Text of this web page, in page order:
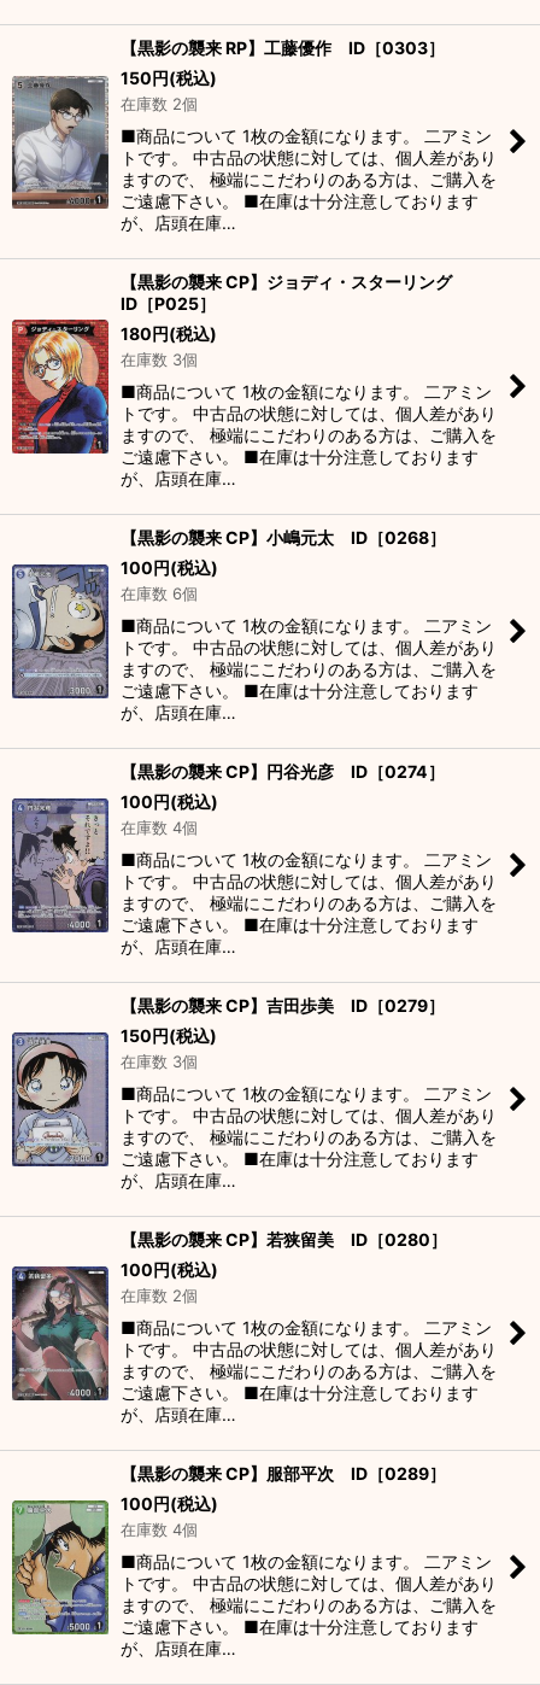
【黒影の襲来 RP】工藤優作 ID［0303］
150円(税込)
在庫数 2個
■商品について 1枚の金額になります。 二アミン
トです。 中古品の状態に対しては、個人差があり
ますので、 極端にこだわりのある方は、ご購入を
ご遠慮下さい。 ■在庫は十分注意しております
が、店頭在庫…
【黒影の襲来 CP】ジョディ・スターリング
ID［P025］
180円(税込)
在庫数 3個
■商品について 1枚の金額になります。 二アミン
トです。 中古品の状態に対しては、個人差があり
ますので、 極端にこだわりのある方は、ご購入を
ご遠慮下さい。 ■在庫は十分注意しております
が、店頭在庫…
【黒影の襲来 CP】小嶋元太 ID［0268］
100円(税込)
在庫数 6個
■商品について 1枚の金額になります。 二アミン
トです。 中古品の状態に対しては、個人差があり
ますので、 極端にこだわりのある方は、ご購入を
ご遠慮下さい。 ■在庫は十分注意しております
が、店頭在庫…
【黒影の襲来 CP】円谷光彦 ID［0274］
100円(税込)
在庫数 4個
■商品について 1枚の金額になります。 二アミン
トです。 中古品の状態に対しては、個人差があり
ますので、 極端にこだわりのある方は、ご購入を
ご遠慮下さい。 ■在庫は十分注意しております
が、店頭在庫…
【黒影の襲来 CP】吉田歩美 ID［0279］
150円(税込)
在庫数 3個
■商品について 1枚の金額になります。 二アミン
トです。 中古品の状態に対しては、個人差があり
ますので、 極端にこだわりのある方は、ご購入を
ご遠慮下さい。 ■在庫は十分注意しております
が、店頭在庫…
【黒影の襲来 CP】若狭留美 ID［0280］
100円(税込)
在庫数 2個
■商品について 1枚の金額になります。 二アミン
トです。 中古品の状態に対しては、個人差があり
ますので、 極端にこだわりのある方は、ご購入を
ご遠慮下さい。 ■在庫は十分注意しております
が、店頭在庫…
【黒影の襲来 CP】服部平次 ID［0289］
100円(税込)
在庫数 4個
■商品について 1枚の金額になります。 二アミン
トです。 中古品の状態に対しては、個人差があり
ますので、 極端にこだわりのある方は、ご購入を
ご遠慮下さい。 ■在庫は十分注意しております
が、店頭在庫…